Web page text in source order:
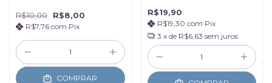
R$10,00 R$8,00
R$7,76 com Pix
COMPRAR
R$19,90
R$19,30 com Pix
3 x de R$6,63 sem juros